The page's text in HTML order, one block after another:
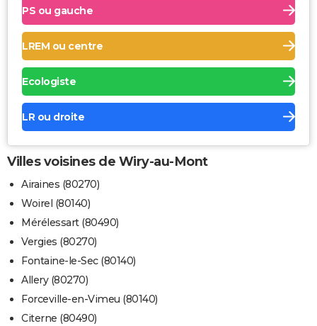
PS ou gauche
LREM ou centre
Ecologiste
LR ou droite
Villes voisines de Wiry-au-Mont
Airaines (80270)
Woirel (80140)
Mérélessart (80490)
Vergies (80270)
Fontaine-le-Sec (80140)
Allery (80270)
Forceville-en-Vimeu (80140)
Citerne (80490)